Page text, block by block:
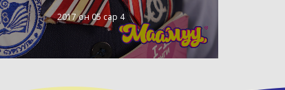
2017 он 05 сар 4